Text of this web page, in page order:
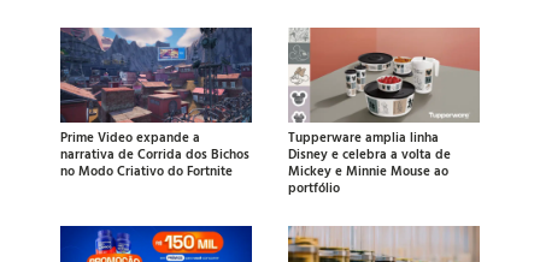
Prime Video expande a
narrativa de Corrida dos Bichos
no Modo Criativo do Fortnite
Tupperware amplia linha
Disney e celebra a volta de
Mickey e Minnie Mouse ao
portfólio